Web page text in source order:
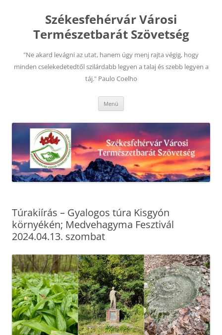
tartalombaSzékesfehérvár Városi
Természetbarát Szövetség
"Ne akard levágni az utat, hanem úgy menj rajta végig, hogy
minden cselekedetedtől szilárdabb legyen a talaj és szebb legyen a
táj." Paulo Coelho
Menü
Túrakiírás – Gyalogos túra Kisgyón
környékén; Medvehagyma Fesztivál
2024.04.13. szombat